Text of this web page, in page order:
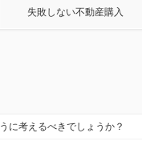
失敗しない不動産購入
に考えるべきでしょうか？